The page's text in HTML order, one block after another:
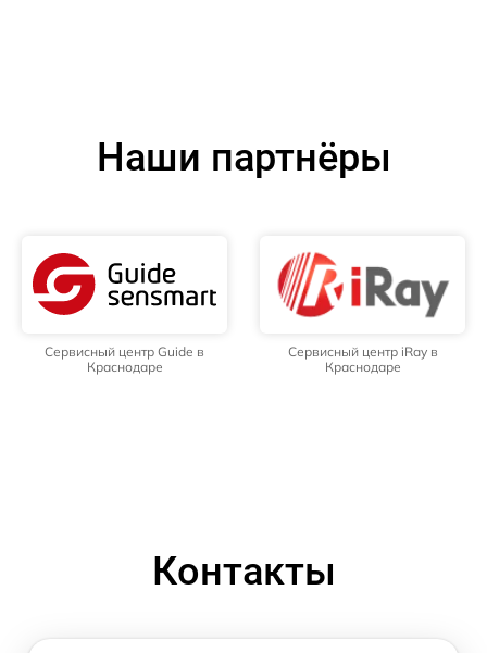
Наши партнёры
Сервисный центр Guide в
Краснодаре
Сервисный центр iRay в
Краснодаре
Контакты